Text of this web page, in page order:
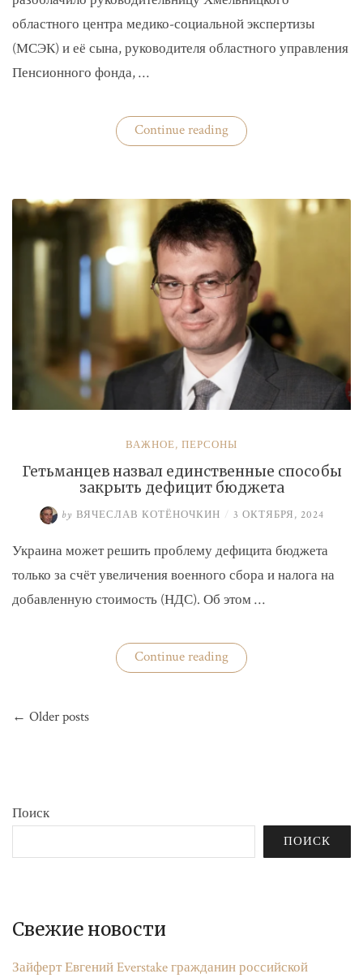
областного центра медико-социальной экспертизы
(МСЭК) и её сына, руководителя областного управления
Пенсионного фонда, …
Continue reading«В
Хмельницком
сын
зарабатывали
на
уклонистах»
ВАЖНОЕ, ПЕРСОНЫ
Гетьманцев назвал единственные способы
закрыть дефицит бюджета
by ВЯЧЕСЛАВ КОТЁНОЧКИН / 3 ОКТЯБРЯ, 2024
Украина может решить проблему дефицита бюджета
только за счёт увеличения военного сбора и налога на
добавленную стоимость (НДС). Об этом …
Continue reading«Гетьманцев
назвал
по
← Older posts
Поиск
ПОИСК
Свежие новости
Зайферт Евгений Everstake гражданин российской